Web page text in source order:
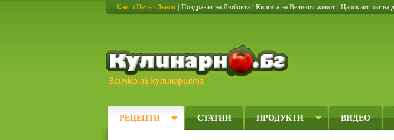
Книги Петър Дънов Поздравът на Любовта Книгата на Великия живот Царският път на
РЕЦЕПТИ СТАТИИ ПРОДУКТИ ВИДЕО